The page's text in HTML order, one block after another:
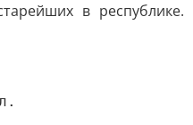
в республике.